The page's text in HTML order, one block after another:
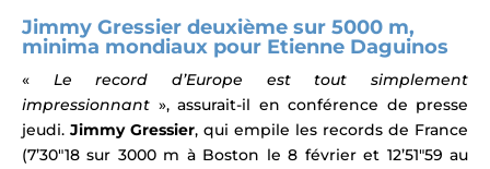
Jimmy Gressier deuxième sur 5000 m,
minima mondiaux pour Etienne Daguinos
« Le record d’Europe est tout simplement
impressionnant », assurait-il en conférence de presse
jeudi. Jimmy Gressier, qui empile les records de France
(7’30″18 sur 3000 m à Boston le 8 février et 12’51″59 au